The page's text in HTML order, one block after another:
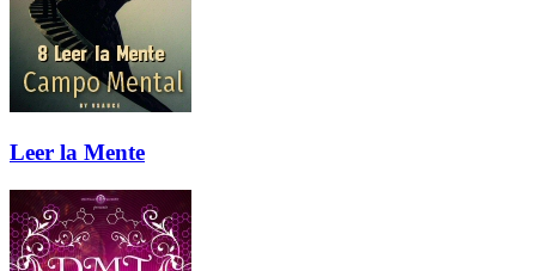
Leer la Mente